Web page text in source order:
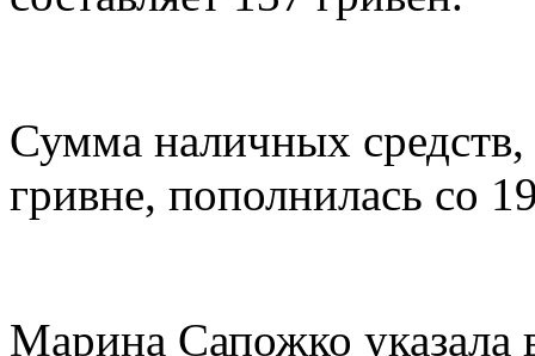
Сумма наличных
гривне, пополнилась со
Марина Сапожко указала